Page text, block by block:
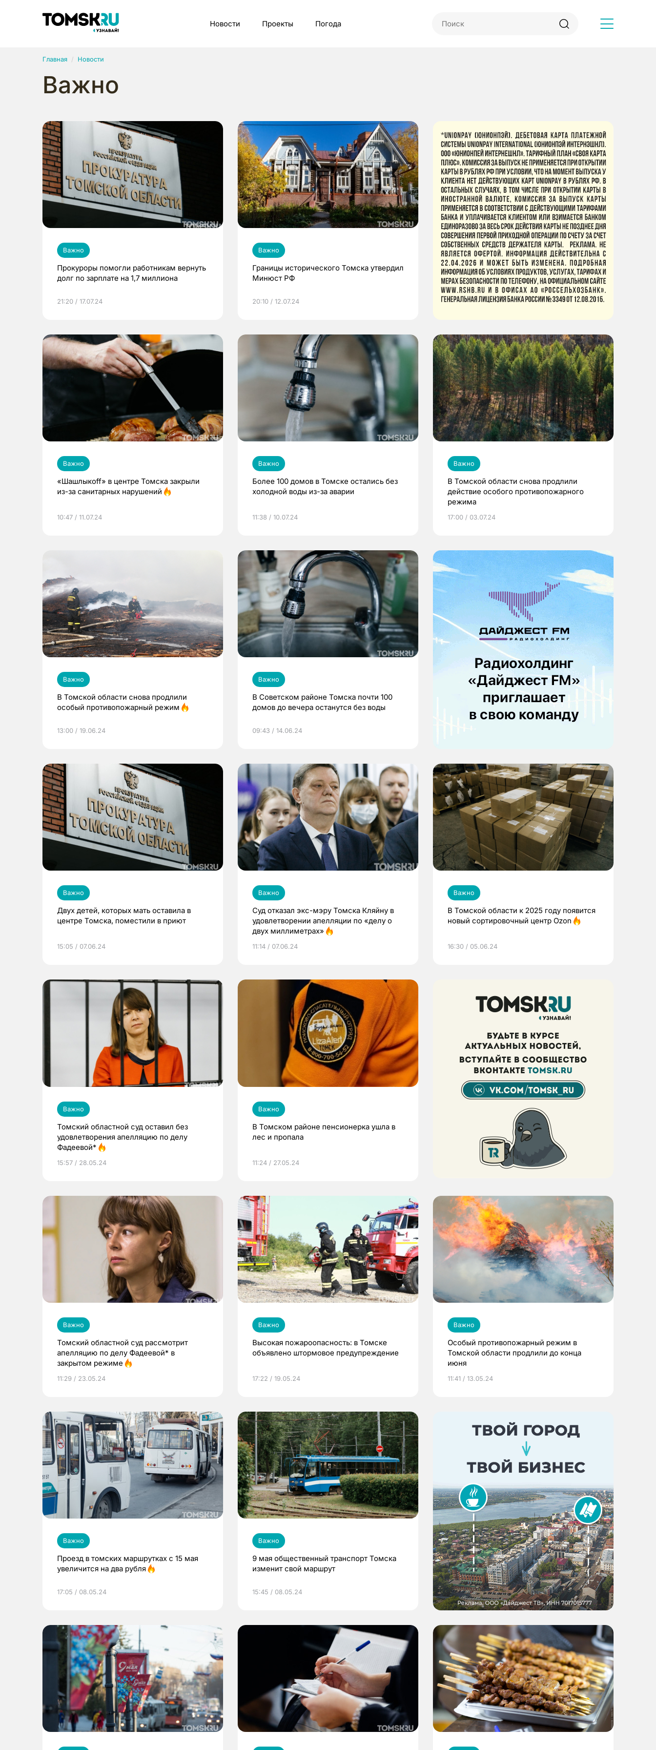
Новости Проекты Погода
Главная Новости
Важно
Важно
Прокуроры помогли работникам вернуть
долг по зарплате на 1,7 миллиона
21:20 / 17.07.24
Важно
Границы исторического Томска утвердил
Минюст РФ
20:10 / 12.07.24
Важно
«Шашлыкоff» в центре Томска закрыли
из-за санитарных нарушений
10:47 / 11.07.24
Важно
Более 100 домов в Томске остались без
холодной воды из-за аварии
11:38 / 10.07.24
Важно
В Томской области снова продлили
действие особого противопожарного
режима
17:00 / 03.07.24
Важно
В Томской области снова продлили
особый противопожарный режим
13:00 / 19.06.24
Важно
В Советском районе Томска почти 100
домов до вечера останутся без воды
09:43 / 14.06.24
Важно
Двух детей, которых мать оставила в
центре Томска, поместили в приют
15:05 / 07.06.24
Важно
Суд отказал экс-мэру Томска Кляйну в
удовлетворении апелляции по «делу о
двух миллиметрах»
11:14 / 07.06.24
Важно
В Томской области к 2025 году появится
новый сортировочный центр Ozon
16:30 / 05.06.24
Важно
Томский областной суд оставил без
удовлетворения апелляцию по делу
Фадеевой*
15:57 / 28.05.24
Важно
В Томском районе пенсионерка ушла в
лес и пропала
11:24 / 27.05.24
Важно
Томский областной суд рассмотрит
апелляцию по делу Фадеевой* в
закрытом режиме
11:29 / 23.05.24
Важно
Высокая пожароопасность: в Томске
объявлено штормовое предупреждение
17:22 / 19.05.24
Важно
Особый противопожарный режим в
Томской области продлили до конца
июня
11:41 / 13.05.24
Важно
Проезд в томских маршрутках с 15 мая
увеличится на два рубля
17:05 / 08.05.24
Важно
9 мая общественный транспорт Томска
изменит свой маршрут
15:45 / 08.05.24
Рубрики